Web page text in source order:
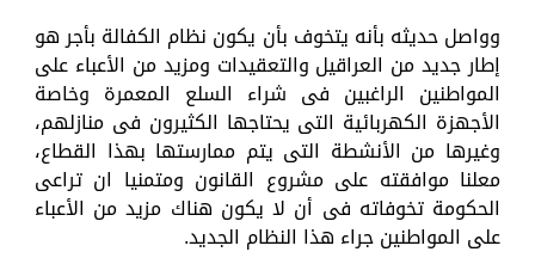
وواصل حديثه بأنه يتخوف بأن يكون نظام الكفالة بأجر هو
إطار جديد من العراقيل والتعقيدات ومزيد من الأعباء على
المواطنين الراغبين فى شراء السلع المعمرة وخاصة
الأجهزة الكهربائية التى يحتاجها الكثيرون فى منازلهم،
وغيرها من الأنشطة التى يتم ممارستها بهذا القطاع،
معلنا موافقته على مشروع القانون ومتمنيا ان تراعى
الحكومة تخوفاته فى أن لا يكون هناك مزيد من الأعباء
على المواطنين جراء هذا النظام الجديد.